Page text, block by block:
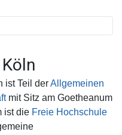
ist Teil derAllgemeinen
mit Sitz am Goetheanum
ist die Freie Hochschule